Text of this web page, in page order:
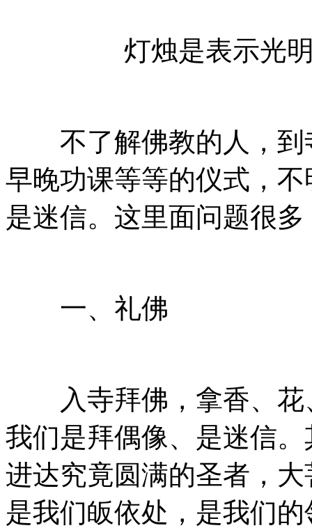
灯烛是表示光明
不了解佛教的人，到
早晚功课等等的仪式，
是迷信。这里面问题很
一、礼佛
入寺拜佛，拿香、花
我们是拜偶像、是迷信
进达究竟圆满的圣者，
是我们皈依处，是我们